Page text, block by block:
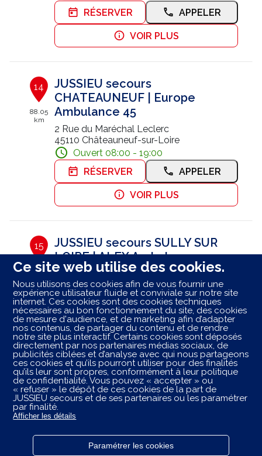
Ce site web utilise des cookies.
Nous utilisons des cookies afin de vous fournir une
expérience utilisateur fluide et conviviale sur notre site
internet. Ces cookies sont des cookies techniques
nécessaires au bon fonctionnement du site, des cookies
de mesure d'audience, et de marketing afin d’adapter
nos contenus, de partager du contenu et de rendre
notre site plus interactif. Certains cookies sont déposés
directement par nos partenaires médias sociaux, de
publicités ciblées et d’analyse avec qui nous partageons
ces cookies et qu’ils pourront utiliser pour des finalités
qu’ils leur sont propres, conformément à leur politique
de confidentialité. Vous pouvez « accepter » ou
« refuser » le dépôt de ces cookies de la part de
JUSSIEU secours et de ses partenaires ou les paramétrer
par finalité.
Afficher les détails
Paramétrer les cookies
RÉSERVER
APPELER
VOIR PLUS
14
88.05
km
JUSSIEU secours
CHATEAUNEUF | Europe
Ambulance 45
2 Rue du Maréchal Leclerc
45110 Châteauneuf-sur-Loire
Ouvert 08:00 - 19:00
RÉSERVER
APPELER
VOIR PLUS
15
94.92 km
JUSSIEU secours SULLY SUR
LOIRE | ALEX Ambulances
36 Rte de Sully sur Loire
45730 Saint-Benoît-sur-Loire
Ouvert 08:00 - 19:00
RÉSERVER
APPELER
VOIR PLUS
Les centres ambulancierJUSSIEU secoursdans les
villes à proximité
Trouvez votre centre JUSSIEU secours